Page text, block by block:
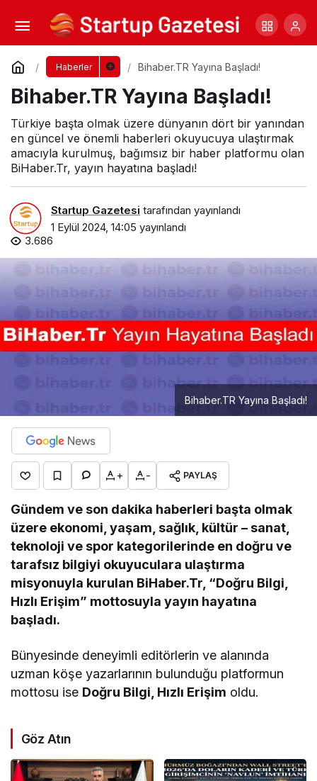
Haberler Bihaber.TR Yayına Başladı!
Bihaber.TR Yayına Başladı!
Türkiye başta olmak üzere dünyanın dört bir yanından
en güncel ve önemli haberleri okuyucuya ulaştırmak
amacıyla kurulmuş, bağımsız bir haber platformu olan
BiHaber.Tr, yayın hayatına başladı!
Startup Gazetesi tarafından yayınlandı
1 Eylül 2024, 14:05 yayınlandı
3.686
Bihaber.TR Yayına Başladı!
+ - PAYLAŞ
Gündem ve son dakika haberleri başta olmak
üzere ekonomi, yaşam, sağlık, kültür – sanat,
teknoloji ve spor kategorilerinde en doğru ve
tarafsız bilgiyi okuyuculara ulaştırma
misyonuyla kurulan BiHaber.Tr, “Doğru Bilgi,
Hızlı Erişim” mottosuyla yayın hayatına
başladı.
Bünyesinde deneyimli editörlerin ve alanında
uzman köşe yazarlarının bulunduğu platformun
mottosu ise Doğru Bilgi, Hızlı Erişim oldu.
Göz Atın
Epoint Fintech Lisansını Aldı
Yorum Yap Paylaş